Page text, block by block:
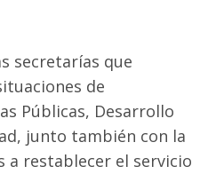
secretarías que
de
Públicas, Desarrollo
junto también con la
a restablecer el servicio